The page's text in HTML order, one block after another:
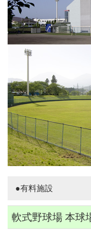
●有料施設
軟式野球場 本球